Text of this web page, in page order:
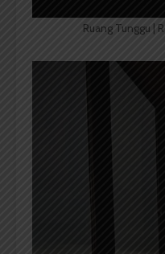
Ruang Tunggu |